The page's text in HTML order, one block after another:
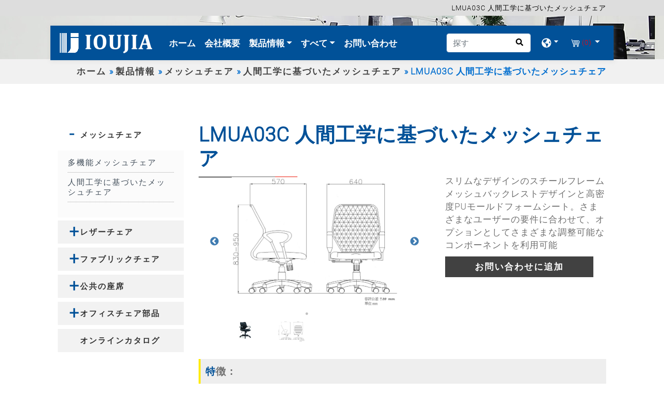
LMUA03C 人間工学に基づいたメッシュチェア
ホーム (current)
会社概要 製品情報 すべて お問い合わせ (0)
ホーム 製品情報 メッシュチェア 人間工学に基づいたメッシュチェア LMUA03C 人間工学に基づいたメッシュチェア
メッシュチェア
多機能メッシュチェア
人間工学に基づいたメッ
シュチェア
レザーチェア
ファブリックチェア
公共の座席
オフィスチェア部品
オンラインカタログ
LMUA03C 人間工学に基づいたメッシュチェ
ア
スリムなデザインのスチールフレーム
メッシュバックレストデザインと高密
度PUモールドフォームシート。さま
ざまなユーザーの要件に合わせて、オ
プションとしてさまざまな調整可能な
コンポーネントを利用可能
お問い合わせに追加
特徴：